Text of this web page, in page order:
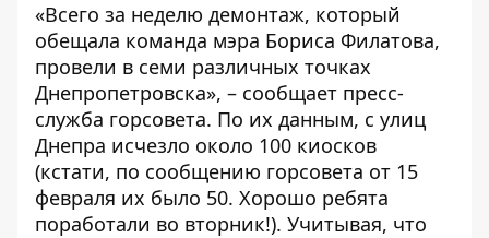
«Всего за неделю демонтаж, который
обещала команда мэра Бориса Филатова,
провели в семи различных точках
Днепропетровска», – сообщает пресс-
служба горсовета. По их данным, с улиц
Днепра исчезло около 100 киосков
(кстати, по сообщению горсовета от 15
февраля их было 50. Хорошо ребята
поработали во вторник!). Учитывая, что